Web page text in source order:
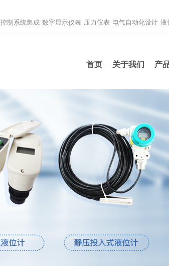
控制系统集成 数字显示仪表 压力仪表 电气自动化设计 液
首页 关于我们 产